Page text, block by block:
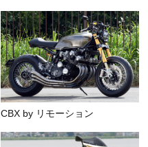
CBX by リモーション